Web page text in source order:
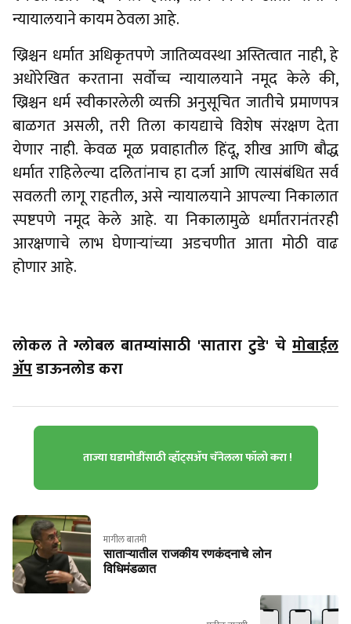
न्यायालयाने कायम ठेवला आहे.
ख्रिश्चन धर्मात अधिकृतपणे जातिव्यवस्था अस्तित्वात नाही, हे
अधोरेखित करताना सर्वोच्च न्यायालयाने नमूद केले की,
ख्रिश्चन धर्म स्वीकारलेली व्यक्ती अनुसूचित जातीचे प्रमाणपत्र
बाळगत असली, तरी तिला कायद्याचे विशेष संरक्षण देता
येणार नाही. केवळ मूळ प्रवाहातील हिंदू, शीख आणि बौद्ध
धर्मात राहिलेल्या दलितांनाच हा दर्जा आणि त्यासंबंधित सर्व
सवलती लागू राहतील, असे न्यायालयाने आपल्या निकालात
स्पष्टपणे नमूद केले आहे. या निकालामुळे धर्मांतरानंतरही
आरक्षणाचे लाभ घेणाऱ्यांच्या अडचणीत आता मोठी वाढ
होणार आहे.
लोकल ते ग्लोबल बातम्यांसाठी 'सातारा टुडे' चे मोबाईल
ॲपडाऊनलोड करा
ताज्या घडामोडींसाठी व्हॉट्सॲप चॅनेलला फॉलो करा !
मागील बातमी
साताऱ्यातील राजकीय रणकंदनाचे लोन
विधिमंडळात